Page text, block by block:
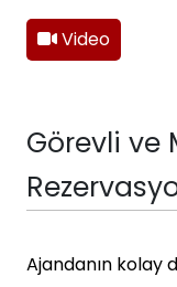
Video
Görevli ve
Ajandanın kolay